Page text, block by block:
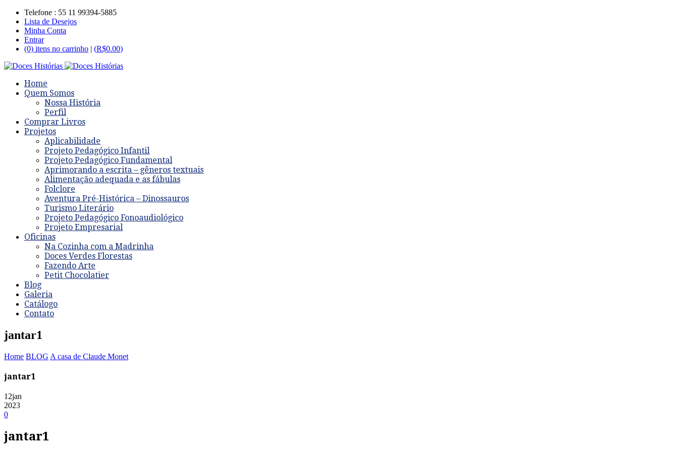
Telefone : 55 11 99394-5885
Lista de Desejos
Minha Conta
Entrar
(0) itens no carrinho | (R$0.00)
Home
Quem Somos
Nossa História
Perfil
Comprar Livros
Projetos
Aplicabilidade
Projeto Pedagógico Infantil
Projeto Pedagógico Fundamental
Aprimorando a escrita – gêneros textuais
Alimentação adequada e as fábulas
Folclore
Aventura Pré-Histórica – Dinossauros
Turismo Literário
Projeto Pedagógico Fonoaudiológico
Projeto Empresarial
Oficinas
Na Cozinha com a Madrinha
Doces Verdes Florestas
Fazendo Arte
Petit Chocolatier
Blog
Galeria
Catálogo
Contato
jantar1
Home BLOG A casa de Claude Monet
jantar1
12jan
2023
0
jantar1